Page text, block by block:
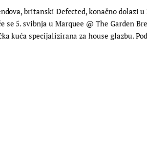
britanski Defected, konačno dolazi
se 5. svibnja u Marquee @ The Garden
kuća specijalizirana za house glazbu.